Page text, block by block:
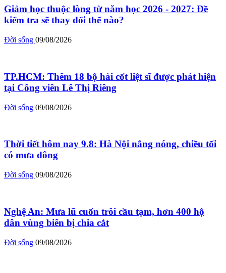
Giảm học thuộc lòng từ năm học 2026 - 2027: Đề
kiểm tra sẽ thay đổi thế nào?
Đời sống 09/08/2026
TP.HCM: Thêm 18 bộ hài cốt liệt sĩ được phát hiện
tại Công viên Lê Thị Riêng
Đời sống 09/08/2026
Thời tiết hôm nay 9.8: Hà Nội nắng nóng, chiều tối
có mưa dông
Đời sống 09/08/2026
Nghệ An: Mưa lũ cuốn trôi cầu tạm, hơn 400 hộ
dân vùng biên bị chia cắt
Đời sống 09/08/2026